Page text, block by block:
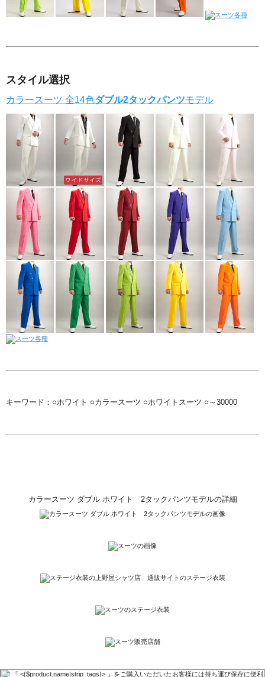
スタイル選択
カラースーツ 全14色ダブル2タックパンツモデル
キーワード：○ホワイト ○カラースーツ ○ホワイトスーツ ○～30000
カラースーツ ダブル ホワイト 2タックパンツモデルの詳細